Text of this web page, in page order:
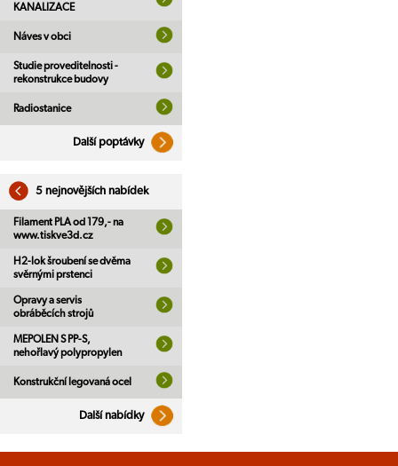
KANALIZACE
Náves v obci
Studie proveditelnosti -
rekonstrukce budovy
Radiostanice
Další poptávky
5 nejnovějších nabídek
Filament PLA od 179,- na
www.tiskve3d.cz
H2-lok šroubení se dvěma
svěrnými prstenci
Opravy a servis
obráběcích strojů
MEPOLEN S PP-S,
nehořlavý polypropylen
Konstrukční legovaná ocel
Další nabídky